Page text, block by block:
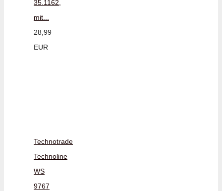
35.1162,
mit...
28,99
EUR
Technotrade
Technoline
WS
9767